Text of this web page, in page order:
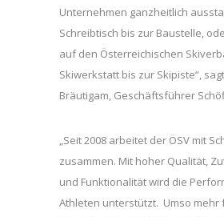
Unternehmen ganzheitlich
Schreibtisch bis zur Baustelle,
auf den Österreichischen
Skiwerkstatt bis zur Skipiste“,
Bräutigam, Geschäftsführer
„Seit 2008 arbeitet der ÖSV mit
zusammen. Mit hoher Qualität,
und Funktionalität wird die
Athleten unterstützt. Umso mehr